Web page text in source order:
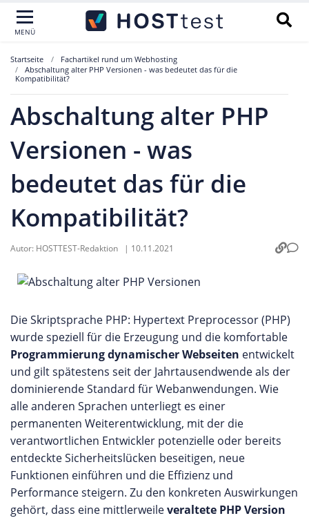
MENÜ
Startseite
Fachartikel rund um Webhosting
Abschaltung alter PHP Versionen - was bedeutet das für die
Kompatibilität?
Abschaltung alter PHP
Versionen - was
bedeutet das für die
Kompatibilität?
Autor: HOSTTEST-Redaktion | 10.11.2021
Die Skriptsprache PHP: Hypertext Preprocessor (PHP)
wurde speziell für die Erzeugung und die komfortable
Programmierung dynamischer Webseiten entwickelt
und gilt spätestens seit der Jahrtausendwende als der
dominierende Standard für Webanwendungen. Wie
alle anderen Sprachen unterliegt es einer
permanenten Weiterentwicklung, mit der die
verantwortlichen Entwickler potenzielle oder bereits
entdeckte Sicherheitslücken beseitigen, neue
Funktionen einführen und die Effizienz und
Performance steigern. Zu den konkreten Auswirkungen
gehört, dass eine mittlerweileveraltete PHP Version